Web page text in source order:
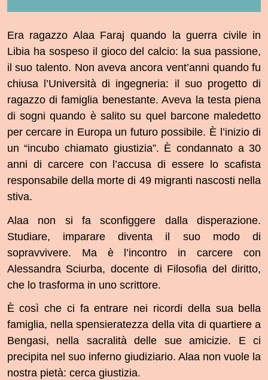
Era ragazzo Alaa Faraj quando la guerra civile in
Libia ha sospeso il gioco del calcio: la sua passione,
il suo talento. Non aveva ancora vent’anni quando fu
chiusa l’Università di ingegneria: il suo progetto di
ragazzo di famiglia benestante. Aveva la testa piena
di sogni quando è salito su quel barcone maledetto
per cercare in Europa un futuro possibile. È l’inizio di
un “incubo chiamato giustizia”. È condannato a 30
anni di carcere con l’accusa di essere lo scafista
responsabile della morte di 49 migranti nascosti nella
stiva.
Alaa non si fa sconfiggere dalla disperazione.
Studiare, imparare diventa il suo modo di
sopravvivere. Ma è l’incontro in carcere con
Alessandra Sciurba, docente di Filosofia del diritto,
che lo trasforma in uno scrittore.
È così che ci fa entrare nei ricordi della sua bella
famiglia, nella spensieratezza della vita di quartiere a
Bengasi, nella sacralità delle sue amicizie. E ci
precipita nel suo inferno giudiziario. Alaa non vuole la
nostra pietà: cerca giustizia.